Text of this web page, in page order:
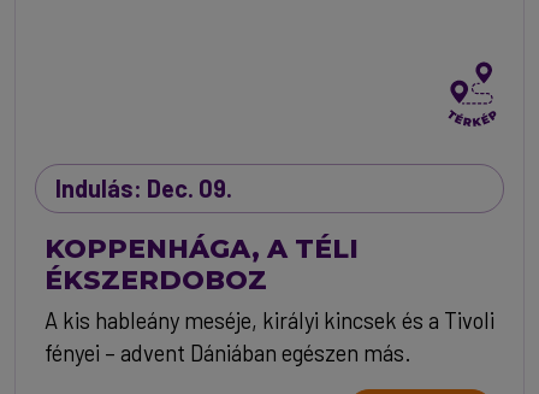
Indulás: Dec. 09.
KOPPENHÁGA, A TÉLI
ÉKSZERDOBOZ
A kis hableány meséje, királyi kincsek és a Tivoli
fényei – advent Dániában egészen más.